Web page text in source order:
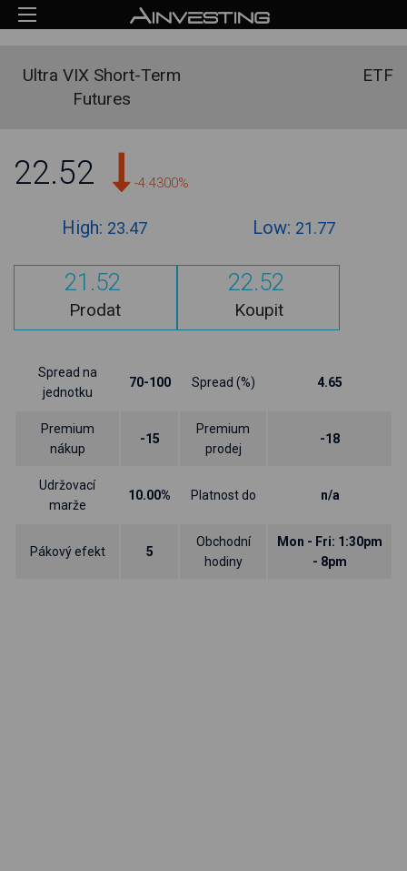
Ultra VIX Short-Term
Futures
ETF
22.52 -4.4300%
High: 23.47 Low: 21.77
21.52
Prodat
22.52
Koupit
Spread na
jednotku
70-100 Spread (%) 4.65
Premium
nákup
-15
Premium
prodej
-18
Udržovací
marže
10.00% Platnost do n/a
Pákový efekt 5
Obchodní
hodiny
Mon - Fri: 1:30pm
- 8pm